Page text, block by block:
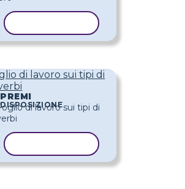
di lavoro sui tipi di
PREMI
DISPOSIZIONE